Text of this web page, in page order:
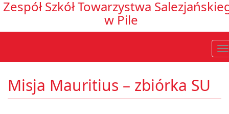
Zespół Szkół Towarzystwa
w Pile
Misja Mauritius – zbiórka SU